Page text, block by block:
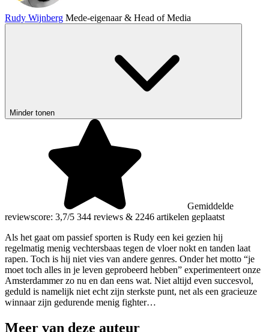
Rudy Wijnberg Mede-eigenaar & Head of Media
Minder tonen
Gemiddelde
reviewscore: 3,7/5 344 reviews & 2246 artikelen geplaatst
Als het gaat om passief sporten is Rudy een kei gezien hij
regelmatig menig vechtersbaas tegen de vloer nokt en tanden laat
rapen. Toch is hij niet vies van andere genres. Onder het motto “je
moet toch alles in je leven geprobeerd hebben” experimenteert onze
Amsterdammer zo nu en dan eens wat. Niet altijd even succesvol,
geduld is namelijk niet echt zijn sterkste punt, net als een gracieuze
winnaar zijn gedurende menig fighter…
Meer van deze auteur